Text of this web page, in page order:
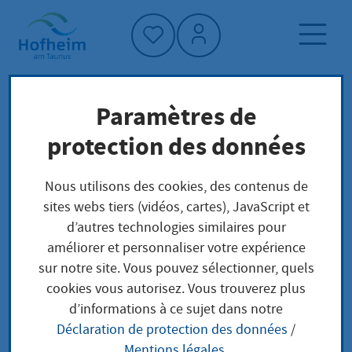
Accueil"
Page d'accueil
Trouver un service
Préoccupations locales
Erlaubnis zum Erwerb und Besitz von Waffen
und Munition Erteilung rote WBK für Waffen-
oder Munitionssachverständige
Erlaubnis zum Erwerb
und Besitz von Waffen
Paramètres de
protection des données
Nous utilisons des cookies, des contenus de
sites webs tiers (vidéos, cartes), JavaScript et
d’autres technologies similaires pour
améliorer et personnaliser votre expérience
sur notre site. Vous pouvez sélectionner, quels
cookies vous autorisez. Vous trouverez plus
d’informations à ce sujet dans notre
Déclaration de protection des données /